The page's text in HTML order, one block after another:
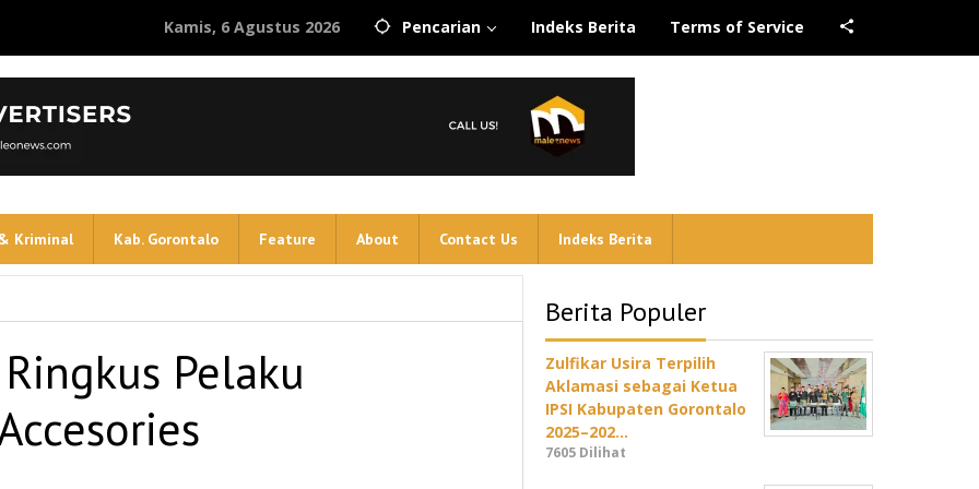
Kamis, 6 Agustus 2026 Pencarian Indeks Berita Terms of Service
Kriminal Kab. Gorontalo Feature About Contact Us Indeks Berita
Pelaku
Berita Populer
Zulfikar Usira Terpilih
Aklamasi sebagai Ketua
IPSI Kabupaten Gorontalo
2025–202…
7605 Dilihat